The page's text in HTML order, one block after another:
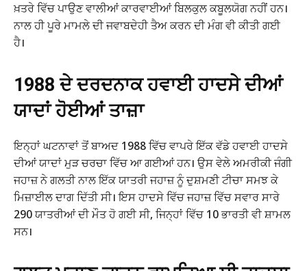
ਖ਼ਤਰੇ ਵਿੱਚ ਪਾਉਣ ਵਾਲੀਆਂ ਕਾਰਵਾਈਆਂ ਬਿਲਕੁਲ ਕਬੂਲਯੋਗ ਨਹੀਂ ਹਨ।
ਨਾਲ ਹੀ ਪੂਰੇ ਮਾਮਲੇ ਦੀ ਜਵਾਬਦੇਹੀ ਤੈਅ ਕਰਨ ਦੀ ਮੰਗ ਵੀ ਕੀਤੀ ਗਈ
ਹੈ।
1988 ਦੇ ਦਰਦਨਾਕ ਹਵਾਈ ਹਾਦਸੇ ਦੀਆਂ
ਯਾਦਾਂ ਹੋਈਆਂ ਤਾਜ਼ਾ
ਇਨ੍ਹਾਂ ਘਟਨਾਵਾਂ ਤੋਂ ਬਾਅਦ 1988 ਵਿੱਚ ਵਾਪਰੇ ਇੱਕ ਵੱਡੇ ਹਵਾਈ ਹਾਦਸੇ
ਦੀਆਂ ਯਾਦਾਂ ਮੁੜ ਚਰਚਾ ਵਿੱਚ ਆ ਗਈਆਂ ਹਨ। ਉਸ ਵੇਲੇ ਅਮਰੀਕੀ ਜੰਗੀ
ਜਹਾਜ਼ ਨੇ ਗਲਤੀ ਨਾਲ ਇੱਕ ਯਾਤਰੀ ਜਹਾਜ਼ ਨੂੰ ਦੁਸ਼ਮਣੀ ਟੀਚਾ ਸਮਝ ਕੇ
ਮਿਜ਼ਾਈਲ ਦਾਗ ਦਿੱਤੀ ਸੀ। ਇਸ ਹਾਦਸੇ ਵਿੱਚ ਜਹਾਜ਼ ਵਿੱਚ ਸਵਾਰ ਸਾਰੇ
290 ਯਾਤਰੀਆਂ ਦੀ ਮੌਤ ਹੋ ਗਈ ਸੀ, ਜਿਨ੍ਹਾਂ ਵਿੱਚ 10 ਭਾਰਤੀ ਵੀ ਸ਼ਾਮਲ
ਸਨ।